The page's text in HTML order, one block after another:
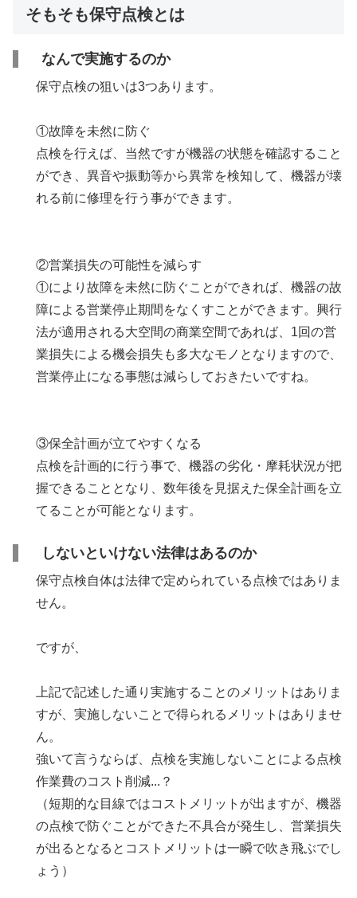
そもそも保守点検とは
なんで実施するのか
保守点検の狙いは3つあります。
①故障を未然に防ぐ
点検を行えば、当然ですが機器の状態を確認すること
ができ、異音や振動等から異常を検知して、機器が壊
れる前に修理を行う事ができます。
②営業損失の可能性を減らす
①により故障を未然に防ぐことができれば、機器の故
障による営業停止期間をなくすことができます。興行
法が適用される大空間の商業空間であれば、1回の営
業損失による機会損失も多大なモノとなりますので、
営業停止になる事態は減らしておきたいですね。
③保全計画が立てやすくなる
点検を計画的に行う事で、機器の劣化・摩耗状況が把
握できることとなり、数年後を見据えた保全計画を立
てることが可能となります。
しないといけない法律はあるのか
保守点検自体は法律で定められている点検ではありま
せん。
ですが、
上記で記述した通り実施することのメリットはありま
すが、実施しないことで得られるメリットはありませ
ん。
強いて言うならば、点検を実施しないことによる点検
作業費のコスト削減...？
（短期的な目線ではコストメリットが出ますが、機器
の点検で防ぐことができた不具合が発生し、営業損失
が出るとなるとコストメリットは一瞬で吹き飛ぶでし
ょう）